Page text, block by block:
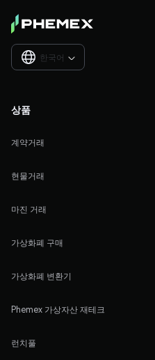
한국어 
상품
계약거래
현물거래
마진 거래
가상화폐 구매
가상화폐 변환기
Phemex 가상자산 재테크
런치풀